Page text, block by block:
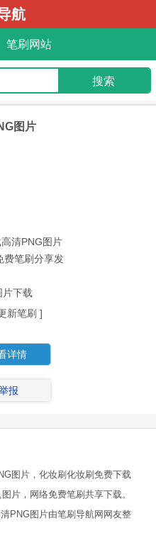
航
笔刷网站
图片
清PNG图片
费笔刷分享发
下载
新笔刷 ]
详情
报
图片，化妆刷化妆刷免费下载
片，网络免费笔刷共享下载。
PNG图片由笔刷导航网网友整